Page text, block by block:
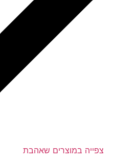
צפייה במוצרים שאהבת